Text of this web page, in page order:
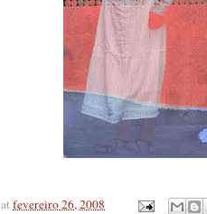
atfevereiro 26, 2008